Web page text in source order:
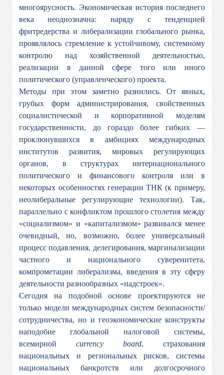
многоярусность. Экономическая история последнего
века неоднозначна: наряду с тенденцией
фритредерства и либерализации глобального рынка,
проявлялось стремление к устойчивому, системному
контролю над хозяйственной деятельностью,
реализации в данной сфере того или иного
политического (управленческого) проекта.
Методы при этом заметно разнились. От явных,
грубых форм администрирования, свойственных
социалистической и корпоративной моделям
государственности, до гораздо более гибких —
проклюнувшихся в амбициях международных
институтов развития, мировых регулирующих
органов, в структурах интернационального
политического и финансового контроля или в
некоторых особенностях генерации ТНК (к примеру,
неолиберальные регулирующие технологии). Так,
параллельно с конфликтом прошлого столетия между
«социализмом» и «капитализмом» развивался менее
очевидный, но, возможно, более универсальный
процесс подавления, делегирования, маргинализации
частного и национального суверенитета,
компрометации либерализма, введения в эту сферу
деятельности разнообразных «надстроек».
Сегодня на подобной основе проектируются не
только модели международных систем безопасности/
сотрудничества, но и геоэкономические конструкты
наподобие глобальной налоговой системы,
всемирнойcurrency board, страхования
национальных и региональных рисков, системы
национальных банкротств или долгосрочного